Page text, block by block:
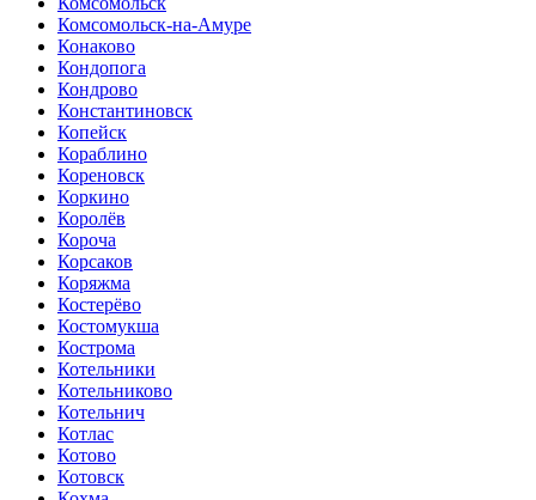
Комсомольск-на-Амуре
Конаково
Кондопога
Кондрово
Константиновск
Копейск
Кораблино
Кореновск
Коркино
Королёв
Короча
Корсаков
Коряжма
Костерёво
Костомукша
Кострома
Котельники
Котельниково
Котельнич
Котлас
Котово
Котовск